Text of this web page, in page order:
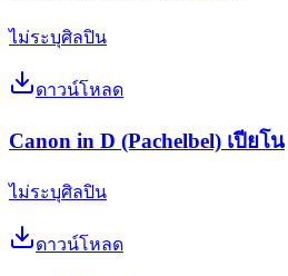
ไม่ระบุศิลปิน
ดาวน์โหลด
Canon in D (Pachelbel) เปียโน
ไม่ระบุศิลปิน
ดาวน์โหลด